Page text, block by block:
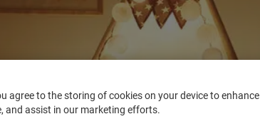
agree to the storing of cookies on your device to enhance
and assist in our marketing efforts.